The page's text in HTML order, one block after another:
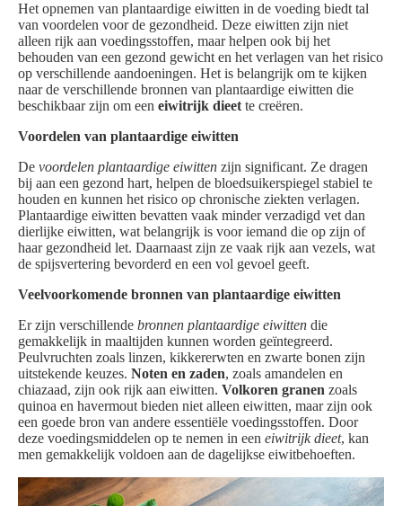
Het opnemen van plantaardige eiwitten in de voeding biedt tal
van voordelen voor de gezondheid. Deze eiwitten zijn niet
alleen rijk aan voedingsstoffen, maar helpen ook bij het
behouden van een gezond gewicht en het verlagen van het risico
op verschillende aandoeningen. Het is belangrijk om te kijken
naar de verschillende bronnen van plantaardige eiwitten die
beschikbaar zijn om een eiwitrijk dieet te creëren.
Voordelen van plantaardige eiwitten
De voordelen plantaardige eiwitten zijn significant. Ze dragen
bij aan een gezond hart, helpen de bloedsuikerspiegel stabiel te
houden en kunnen het risico op chronische ziekten verlagen.
Plantaardige eiwitten bevatten vaak minder verzadigd vet dan
dierlijke eiwitten, wat belangrijk is voor iemand die op zijn of
haar gezondheid let. Daarnaast zijn ze vaak rijk aan vezels, wat
de spijsvertering bevorderd en een vol gevoel geeft.
Veelvoorkomende bronnen van plantaardige eiwitten
Er zijn verschillende bronnen plantaardige eiwitten die
gemakkelijk in maaltijden kunnen worden geïntegreerd.
Peulvruchten zoals linzen, kikkererwten en zwarte bonen zijn
uitstekende keuzes. Noten en zaden, zoals amandelen en
chiazaad, zijn ook rijk aan eiwitten. Volkoren granen zoals
quinoa en havermout bieden niet alleen eiwitten, maar zijn ook
een goede bron van andere essentiële voedingsstoffen. Door
deze voedingsmiddelen op te nemen in een eiwitrijk dieet, kan
men gemakkelijk voldoen aan de dagelijkse eiwitbehoeften.